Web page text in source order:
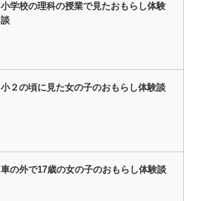
小学校の理科の授業で見たおもらし体験
談
小２の頃に見た女の子のおもらし体験談
車の外で17歳の女の子のおもらし体験談